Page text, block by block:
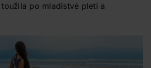
po mladistvé pleti a